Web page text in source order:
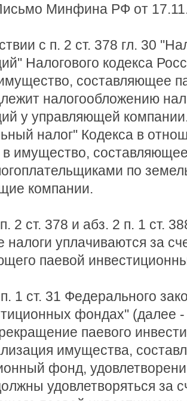
Минфина РФ от
с п. 2 ст. 378 гл. 30
Налогового кодекса
составляющее
налогообложению
у управляющей
налог'' Кодекса в
имущество,
по
компании.
2 ст. 378 и абз. 2 п. 1 ст.
налоги уплачиваются за
паевой
1 ст. 31 Федерального
фондах'' (далее
паевого
имущества,
фонд,
удовлетворяться за